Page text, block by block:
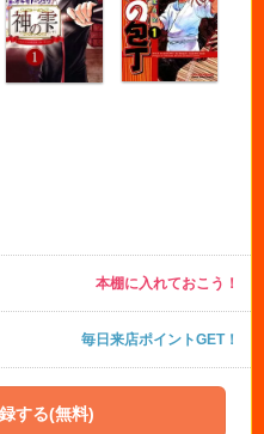
本棚に入れておこう！
毎日来店ポイントGET！
する(無料)